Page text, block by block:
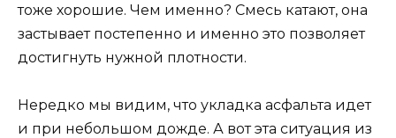
тоже хорошие. Чем именно? Смесь катают, она
застывает постепенно и именно это позволяет
достигнуть нужной плотности.
Нередко мы видим, что укладка асфальта идет
и при небольшом дожде. А вот эта ситуация из